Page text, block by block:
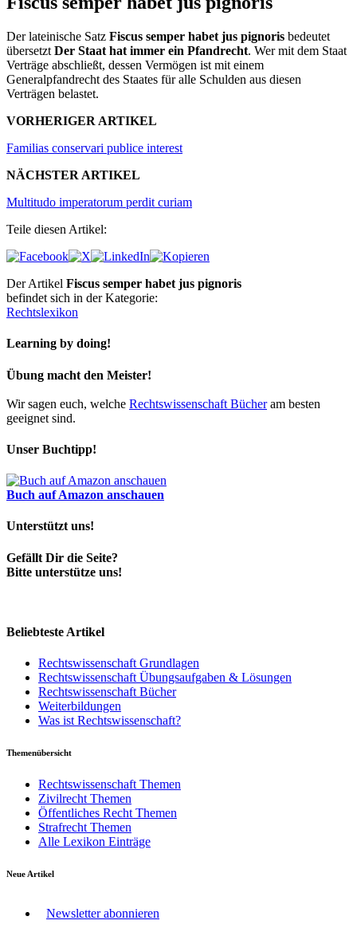
Der lateinische Satz Fiscus semper habet jus pignoris bedeutet
übersetzt Der Staat hat immer ein Pfandrecht. Wer mit dem Staat
Verträge abschließt, dessen Vermögen ist mit einem
Generalpfandrecht des Staates für alle Schulden aus diesen
Verträgen belastet.
VORHERIGER ARTIKEL
Familias conservari publice interest
NÄCHSTER ARTIKEL
Multitudo imperatorum perdit curiam
Teile diesen Artikel:
Der Artikel Fiscus semper habet jus pignoris
befindet sich in der Kategorie:
Rechtslexikon
Learning by doing!
Übung macht den Meister!
Wir sagen euch, welche Rechtswissenschaft Bücheram besten
geeignet sind.
Unser Buchtipp!
Buch auf Amazon anschauen
Unterstützt uns!
Gefällt Dir die Seite?
Bitte unterstütze uns!
Beliebteste Artikel
Rechtswissenschaft Grundlagen
Rechtswissenschaft Übungsaufgaben & Lösungen
Rechtswissenschaft Bücher
Weiterbildungen
Was ist Rechtswissenschaft?
Themenübersicht
Rechtswissenschaft Themen
Zivilrecht Themen
Öffentliches Recht Themen
Strafrecht Themen
Alle Lexikon Einträge
Neue Artikel
Newsletter abonnieren